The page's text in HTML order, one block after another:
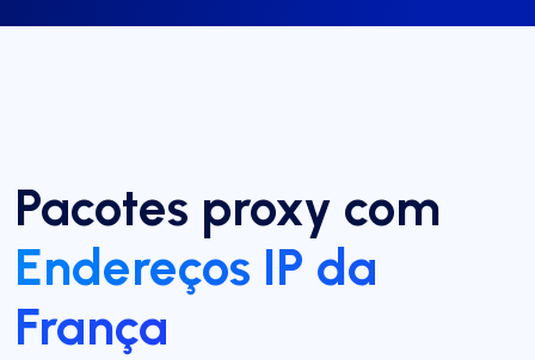
Pacotes proxy com
Endereços IP da
França